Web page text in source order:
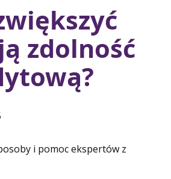
zdolność
i pomoc ekspertów z